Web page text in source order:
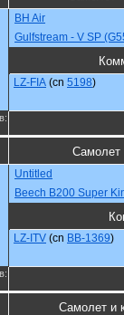
BH Air
Gulfstream - V SP
LZ-FIA (cn 5198)
Самолет
Untitled
Beech B200 Super
LZ-ITV (cn BB-1369)
Самолет и